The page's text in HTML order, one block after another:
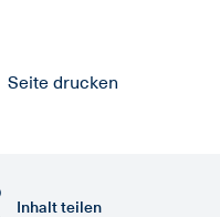
Seite drucken
Inhalt teilen